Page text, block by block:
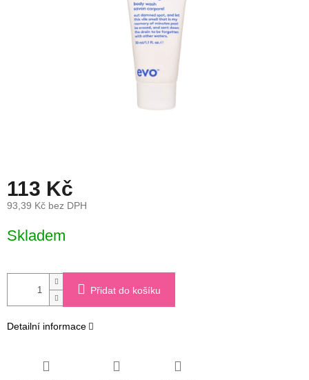
113 Kč
93,39 Kč bez DPH
cena:
Skladem
Přidat do košíku
Detailní informace